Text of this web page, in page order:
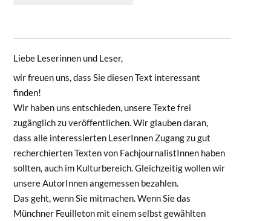
Liebe Leserinnen und Leser,
wir freuen uns, dass Sie diesen Text interessant
finden!
Wir haben uns entschieden, unsere Texte frei
zugänglich zu veröffentlichen. Wir glauben daran,
dass alle interessierten LeserInnen Zugang zu gut
recherchierten Texten von FachjournalistInnen haben
sollten, auch im Kulturbereich. Gleichzeitig wollen wir
unsere AutorInnen angemessen bezahlen.
Das geht, wenn Sie mitmachen. Wenn Sie das
Münchner Feuilleton mit einem selbst gewählten